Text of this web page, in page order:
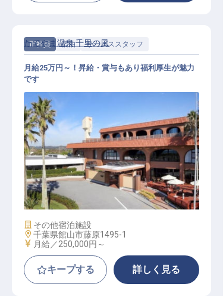
正社員 宿泊 サービススタッフ
サービススタッフ / 正社員
たてやま温泉 千里の風
月給25万円～！昇給・賞与もあり福利厚生が魅力
です
施設業態
その他宿泊施設
勤務地
千葉県館山市藤原1495-1
給与
月給／250,000円～
キープする 詳しく見る